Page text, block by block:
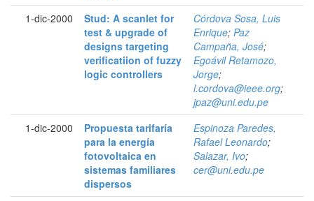
1-dic-2000
Stud: A scanlet for
test & upgrade of
designs targeting
verificatiion of fuzzy
logic controllers
Córdova Sosa, Luis
Enrique; Paz
Campaña, José;
Egoávil Retamozo,
Jorge;
l.cordova@ieee.org;
jpaz@uni.edu.pe
1-dic-2000
Propuesta tarifaría
para la energía
fotovoltaica en
sistemas familiares
dispersos
Espinoza Paredes,
Rafael Leonardo;
Salazar, Ivo;
cer@uni.edu.pe